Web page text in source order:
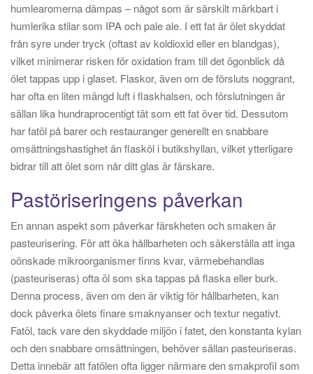
humlearomerna dämpas – något som är särskilt märkbart i
humlerika stilar som IPA och pale ale. I ett fat är ölet skyddat
från syre under tryck (oftast av koldioxid eller en blandgas),
vilket minimerar risken för oxidation fram till det ögonblick då
ölet tappas upp i glaset. Flaskor, även om de försluts noggrant,
har ofta en liten mängd luft i flaskhalsen, och förslutningen är
sällan lika hundraprocentigt tät som ett fat över tid. Dessutom
har fatöl på barer och restauranger generellt en snabbare
omsättningshastighet än flasköl i butikshyllan, vilket ytterligare
bidrar till att ölet som når ditt glas är färskare.
Pastöriseringens påverkan
En annan aspekt som påverkar färskheten och smaken är
pasteurisering. För att öka hållbarheten och säkerställa att inga
oönskade mikroorganismer finns kvar, värmebehandlas
(pasteuriseras) ofta öl som ska tappas på flaska eller burk.
Denna process, även om den är viktig för hållbarheten, kan
dock påverka ölets finare smaknyanser och textur negativt.
Fatöl, tack vare den skyddade miljön i fatet, den konstanta kylan
och den snabbare omsättningen, behöver sällan pasteuriseras.
Detta innebär att fatölen ofta ligger närmare den smakprofil som